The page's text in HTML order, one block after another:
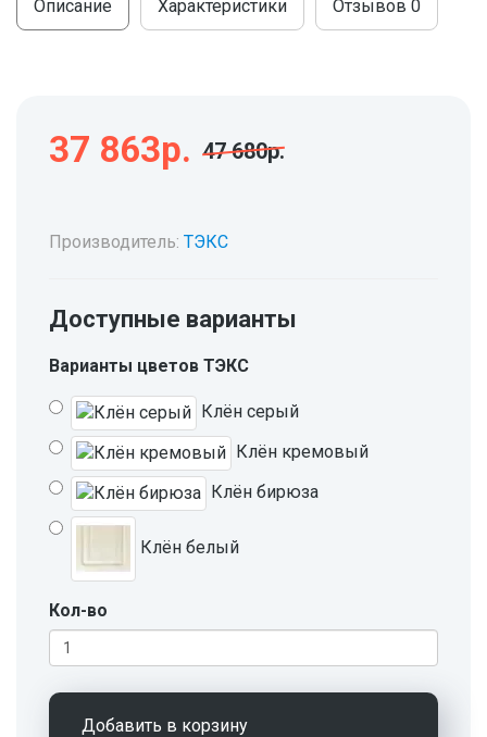
Описание Характеристики Отзывов 0
37 863р. 47 680р.
Производитель: ТЭКС
Доступные варианты
Варианты цветов ТЭКС
Клён серый
Клён кремовый
Клён бирюза
Клён белый
Кол-во
Добавить в корзину